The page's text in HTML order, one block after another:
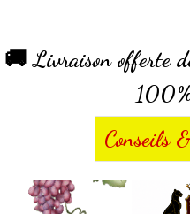
🚚 Livraison offerte
Conseils